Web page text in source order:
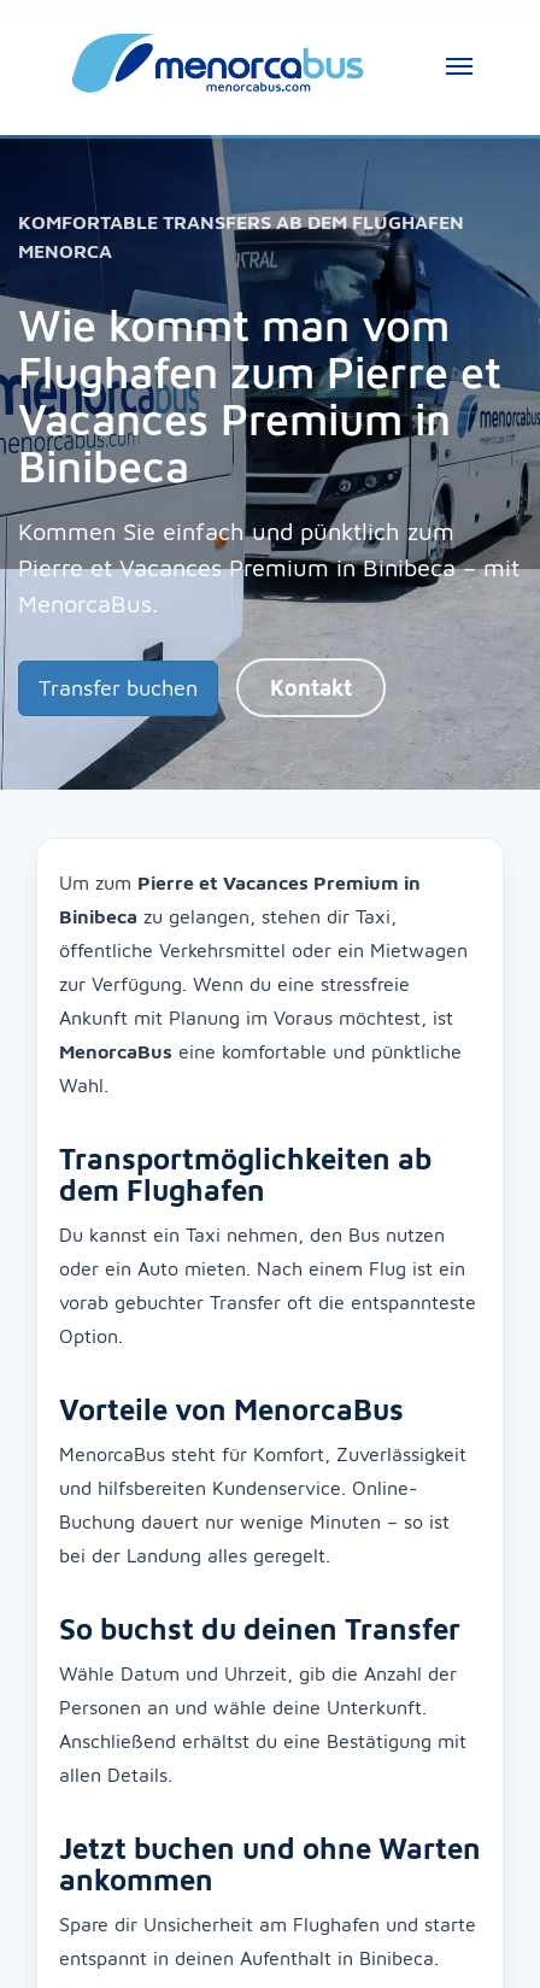
KOMFORTABLE TRANSFERS AB DEM FLUGHAFEN
MENORCA
Wie kommt man vom
Flughafen zum Pierre et
Vacances Premium in
Binibeca
Kommen Sie einfach und pünktlich zum
Pierre et Vacances Premium in Binibeca – mit
MenorcaBus.
Transfer buchen Kontakt
Um zum Pierre et Vacances Premium in
Binibeca zu gelangen, stehen dir Taxi,
öffentliche Verkehrsmittel oder ein Mietwagen
zur Verfügung. Wenn du eine stressfreie
Ankunft mit Planung im Voraus möchtest, ist
MenorcaBus eine komfortable und pünktliche
Wahl.
Transportmöglichkeiten ab
dem Flughafen
Du kannst ein Taxi nehmen, den Bus nutzen
oder ein Auto mieten. Nach einem Flug ist ein
vorab gebuchter Transfer oft die entspannteste
Option.
Vorteile von MenorcaBus
MenorcaBus steht für Komfort, Zuverlässigkeit
und hilfsbereiten Kundenservice. Online-
Buchung dauert nur wenige Minuten – so ist
bei der Landung alles geregelt.
So buchst du deinen Transfer
Wähle Datum und Uhrzeit, gib die Anzahl der
Personen an und wähle deine Unterkunft.
Anschließend erhältst du eine Bestätigung mit
allen Details.
Jetzt buchen und ohne Warten
ankommen
Spare dir Unsicherheit am Flughafen und starte
entspannt in deinen Aufenthalt in Binibeca.